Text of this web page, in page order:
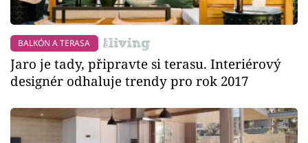
BALKÓN A TERASA
Jaro je tady, připravte si terasu. Interiérový
designér odhaluje trendy pro rok 2017